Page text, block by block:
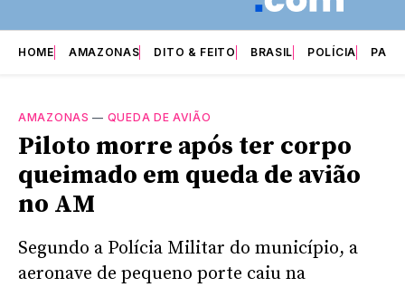
HOME AMAZONAS DITO & FEITO BRASIL POLÍCIA
AMAZONAS — QUEDA DE AVIÃO
Piloto morre após ter corpo
queimado em queda de avião
no AM
Segundo a Polícia Militar do município, a
aeronave de pequeno porte caiu na